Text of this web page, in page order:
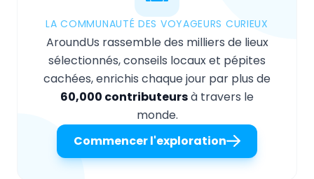
LA COMMUNAUTÉ DES VOYAGEURS CURIEUX
AroundUs rassemble des milliers de lieux
sélectionnés, conseils locaux et pépites
cachées, enrichis chaque jour par plus de
60,000 contributeursà travers le
monde.
Commencer l'exploration